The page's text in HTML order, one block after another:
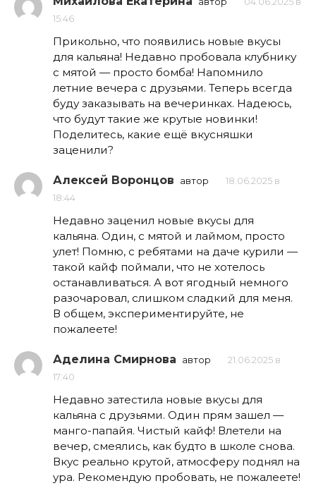
15:46
Прикольно, что появились новые вкусы
для кальяна! Недавно пробовала клубнику
с мятой — просто бомба! Напомнило
летние вечера с друзьями. Теперь всегда
буду заказывать на вечеринках. Надеюсь,
что будут такие же крутые новинки!
Поделитесь, какие ещё вкусняшки
заценили?
Алексей Воронцов автор
18.06.2025 в
18:44
Недавно заценил новые вкусы для
кальяна. Один, с мятой и лаймом, просто
улет! Помню, с ребятами на даче курили —
такой кайф поймали, что не хотелось
останавливаться. А вот ягодный немного
разочаровал, слишком сладкий для меня.
В общем, экспериментируйте, не
пожалеете!
Аделина Смирнова автор
21.06.2025 в
17:40
Недавно затестила новые вкусы для
кальяна с друзьями. Один прям зашел —
манго-папайя. Чистый кайф! Влетели на
вечер, смеялись, как будто в школе снова.
Вкус реально крутой, атмосферу поднял на
ура. Рекомендую пробовать, не пожалеете!